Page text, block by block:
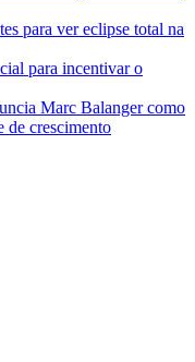
para ver eclipse total na
para incentivar o
Marc Balanger como
de crescimento